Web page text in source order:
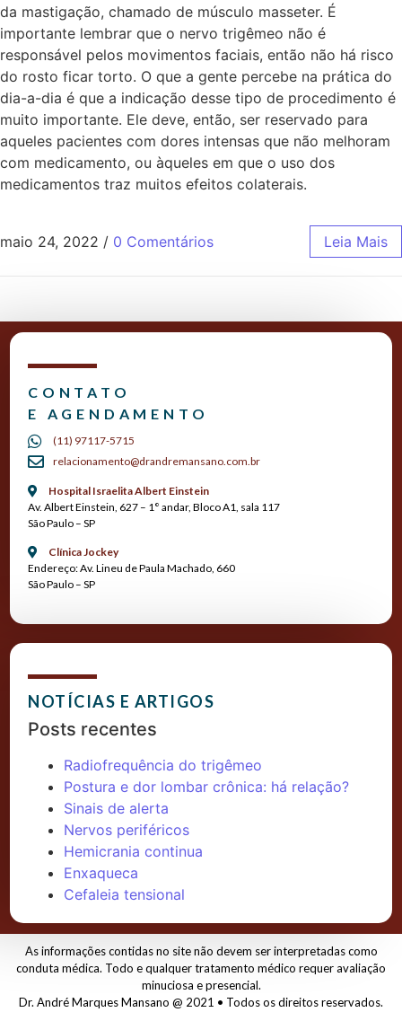
da mastigação, chamado de músculo masseter. É
importante lembrar que o nervo trigêmeo não é
responsável pelos movimentos faciais, então não há risco
do rosto ficar torto. O que a gente percebe na prática do
dia-a-dia é que a indicação desse tipo de procedimento é
muito importante. Ele deve, então, ser reservado para
aqueles pacientes com dores intensas que não melhoram
com medicamento, ou àqueles em que o uso dos
medicamentos traz muitos efeitos colaterais.
maio 24, 2022 / 0 Comentários Leia Mais
CONTATO
E AGENDAMENTO
(11) 97117-5715
relacionamento@drandremansano.com.br
Hospital Israelita Albert Einstein
Av. Albert Einstein, 627 – 1° andar, Bloco A1, sala 117
São Paulo – SP
Clínica Jockey
Endereço: Av. Lineu de Paula Machado, 660
São Paulo – SP
NOTÍCIAS E ARTIGOS
Posts recentes
Radiofrequência do trigêmeo
Postura e dor lombar crônica: há relação?
Sinais de alerta
Nervos periféricos
Hemicrania continua
Enxaqueca
Cefaleia tensional
As informações contidas no site não devem ser interpretadas como
conduta médica. Todo e qualquer tratamento médico requer avaliação
minuciosa e presencial.
Dr. André Marques Mansano @ 2021 • Todos os direitos reservados.